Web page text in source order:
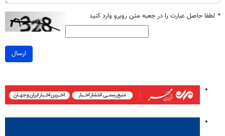
* لطفا حاصل عبارت را در جعبه متن روبرو وارد کنید
ارسال